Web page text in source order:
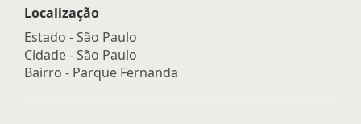
Localização
Estado -São Paulo
Cidade -São Paulo
Bairro - Parque Fernanda